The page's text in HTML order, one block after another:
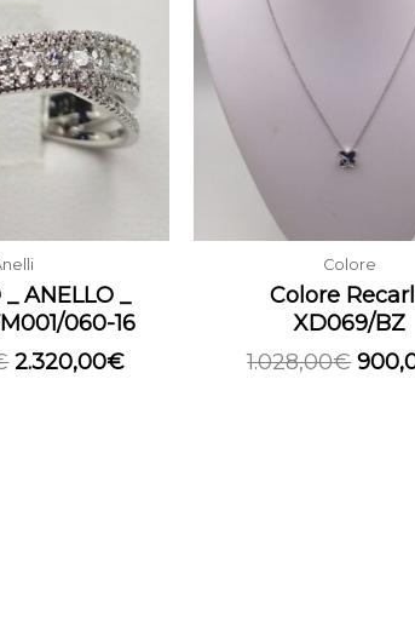
_ ANELLO _
060-16
2.580,00€.
2.320,00€
2.320,00€.
Colore
Colore
XD069/BZ
1.028,00€